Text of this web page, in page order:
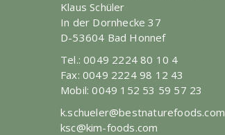
Klaus Schüler
In der Dornhecke 37
D-53604 Bad Honnef
Tel.: 0049 2224 80 10 4
Fax: 0049 2224 98 12 43
Mobil: 0049 152 53 59 57 23
k.schueler@bestnaturefoods.com
ksc@kim-foods.com